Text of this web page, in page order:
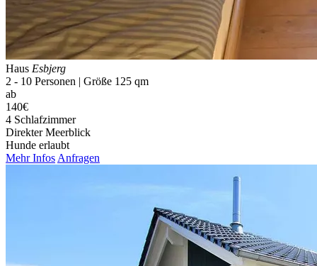
Haus Esbjerg
2 - 10 Personen | Größe 125 qm
ab
140€
4 Schlaf­zimmer
Direkter Meerblick
Hunde erlaubt
Mehr Infos Anfragen